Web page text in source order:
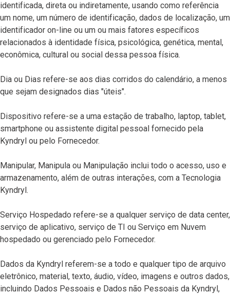
identificada, direta ou indiretamente, usando como referência
um nome, um número de identificação, dados de localização, um
identificador on-line ou um ou mais fatores específicos
relacionados à identidade física, psicológica, genética, mental,
econômica, cultural ou social dessa pessoa física.
Dia ou Dias refere-se aos dias corridos do calendário, a menos
que sejam designados dias "úteis".
Dispositivo refere-se a uma estação de trabalho, laptop, tablet,
smartphone ou assistente digital pessoal fornecido pela
Kyndryl ou pelo Fornecedor.
Manipular, Manipula ou Manipulação inclui todo o acesso, uso e
armazenamento, além de outras interações, com a Tecnologia
Kyndryl.
Serviço Hospedado refere-se a qualquer serviço de data center,
serviço de aplicativo, serviço de TI ou Serviço em Nuvem
hospedado ou gerenciado pelo Fornecedor.
Dados da Kyndryl referem-se a todo e qualquer tipo de arquivo
eletrônico, material, texto, áudio, vídeo, imagens e outros dados,
incluindo Dados Pessoais e Dados não Pessoais da Kyndryl,